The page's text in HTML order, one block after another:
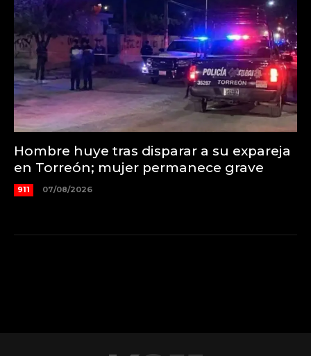
Hombre huye tras disparar a su expareja
en Torreón; mujer permanece grave
911 07/08/2026